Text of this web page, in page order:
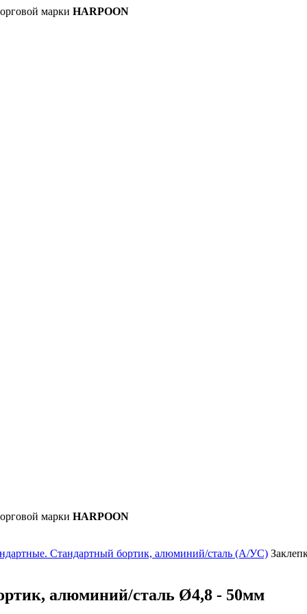
марки HARPOON
марки HARPOON
Стандартный бортик, алюминий/сталь (А/УС)
алюминий/сталь Ø4,8 - 50мм